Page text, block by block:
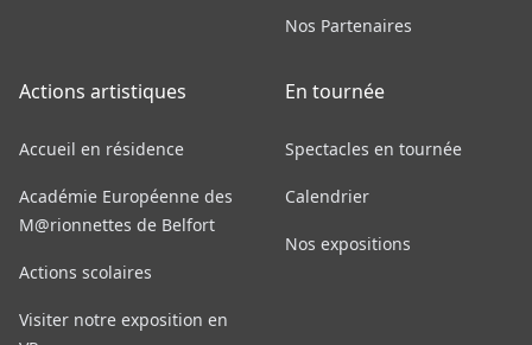
Nos Partenaires
Actions artistiques
Accueil en résidence
Académie Européenne des
M@rionnettes de Belfort
Actions scolaires
Visiter notre exposition en
En tournée
Spectacles en tournée
Calendrier
Nos expositions